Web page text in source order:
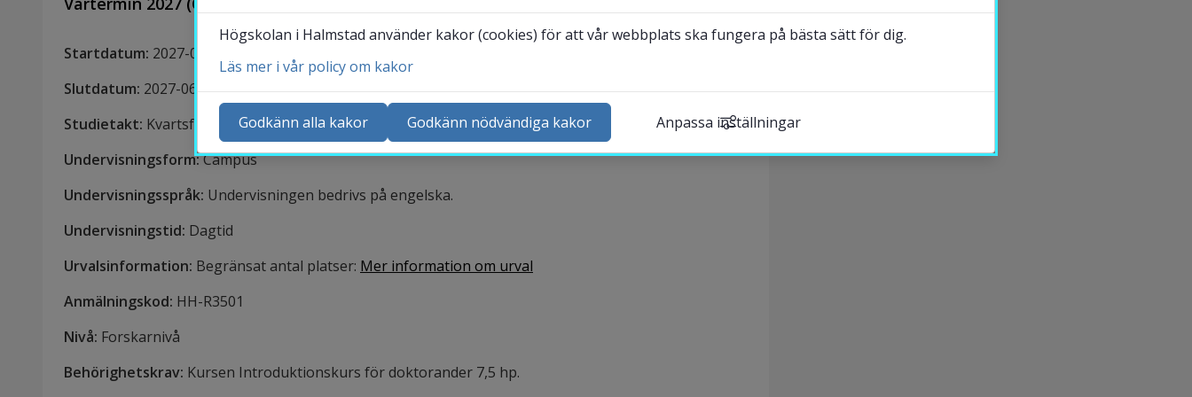
Startdatum: 2027-01-18
Slutdatum: 2027-06-06
Studietakt: Kvartsfart
Undervisningsform:Campus
Undervisningsspråk: Undervisningen bedrivs på engelska.
Undervisningstid: Dagtid
Urvalsinformation: Begränsat antal platser: Mer information om urval
Anmälningskod: HH-R3501
Nivå: Forskarnivå
Behörighetskrav: Kursen Introduktionskurs för doktorander 7,5 hp.
Kontakta och besök oss
Nyheter
Kalender
Studentwebb
Högskolan i Halmstad använder kakor (cookies) för att vår webbplats ska fungera på bästa sätt för dig.
Läs mer i vår policy om kakor
Godkänn alla kakor Godkänn nödvändiga kakor Anpassa inställningar